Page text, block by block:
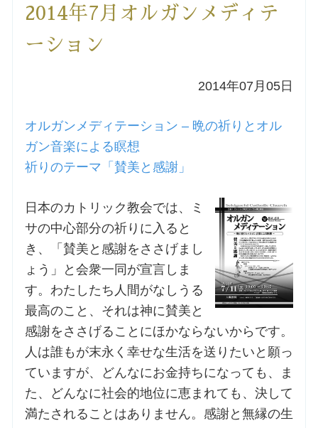
洗礼を希望される方
森田神父の講座
教区カテキスタの講座
三田助祭の講座
オルガンメディテーション
お問合せ
交通・アクセス
2014年7月オルガンメディテ
ーション
2014年07月05日
オルガンメディテーション – 晩の祈りとオル
ガン音楽による瞑想
祈りのテーマ「賛美と感謝」
日本のカトリック教会では、ミ
サの中心部分の祈りに入ると
き、「賛美と感謝をささげまし
ょう」と会衆一同が宣言しま
す。わたしたち人間がなしうる
最高のこと、それは神に賛美と
感謝をささげることにほかならないからです。
人は誰もが末永く幸せな生活を送りたいと願っ
ていますが、どんなにお金持ちになっても、ま
た、どんなに社会的地位に恵まれても、決して
満たされることはありません。感謝と無縁の生